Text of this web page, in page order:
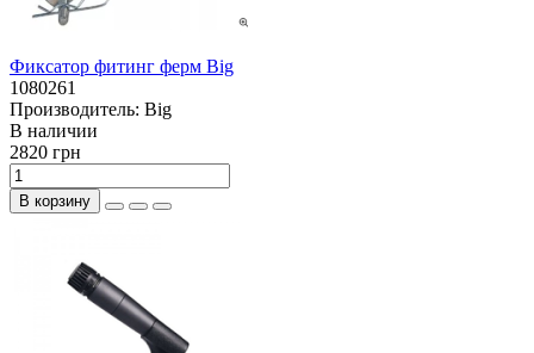
Фиксатор фитинг ферм Big
1080261
Производитель: Big
В наличии
2820 грн
В корзину